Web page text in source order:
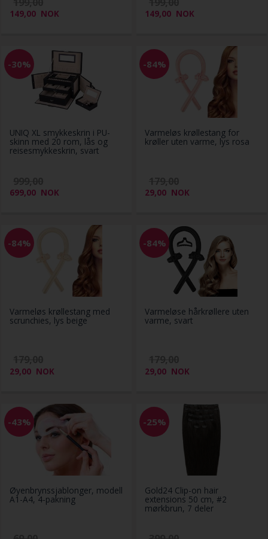
149,00 NOK 149,00 NOK
-30%
UNIQ XL smykkeskrin i PU-
skinn med 20 rom, lås og
reisesmykkeskrin, svart
699,00 NOK
-84%
Varmeløs krøllestang for
krøller uten varme, lys rosa
29,00 NOK
-84%
Varmeløs krøllestang med
scrunchies, lys beige
29,00 NOK
-84%
Varmeløse hårkrøllere uten
varme, svart
29,00 NOK
-43%
Øyenbrynssjablonger, modell
A1-A4, 4-pakning
-25%
Gold24 Clip-on hair
extensions 50 cm, #2
mørkbrun, 7 deler